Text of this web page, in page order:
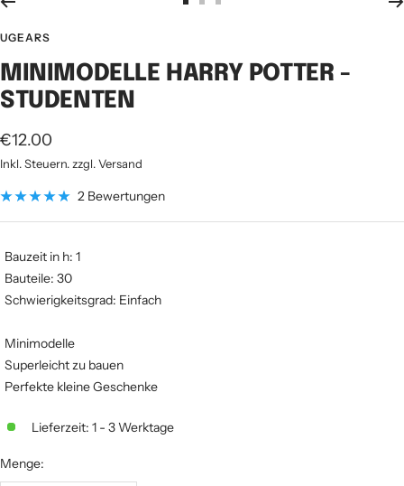
gehengehen
gehen
UGEARS
MINIMODELLE HARRY POTTER -
STUDENTEN
Angebotspreis
€12.00
Inkl. Steuern. zzgl. Versand
2 Bewertungen
Bauzeit in h: 1
Bauteile: 30
Schwierigkeitsgrad: Einfach
Minimodelle
Superleicht zu bauen
Perfekte kleine Geschenke
Lieferzeit: 1 - 3 Werktage
Menge: